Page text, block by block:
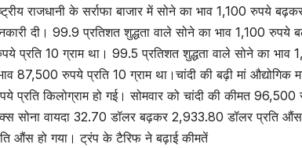
राजधानी के सर्राफा बाजार में सोने का भाव 1,100 रुपये
दी। 99.9 प्रतिशत शुद्धता वाले सोने का भाव 1,100
प्रति 10 ग्राम था। 99.5 प्रतिशत शुद्धता वाले सोने का
87,500 रुपये प्रति 10 ग्राम था।चांदी की बढ़ी मां
किलोग्राम हो गई। सोमवार को चांदी की कीमत 96,500
सोना वायदा 32.70 डॉलर बढ़कर 2,933.80 डॉलर प्रति औंस
औंस हो गया। ट्रंप के टैरिफ ने बढ़ाई कीमतें